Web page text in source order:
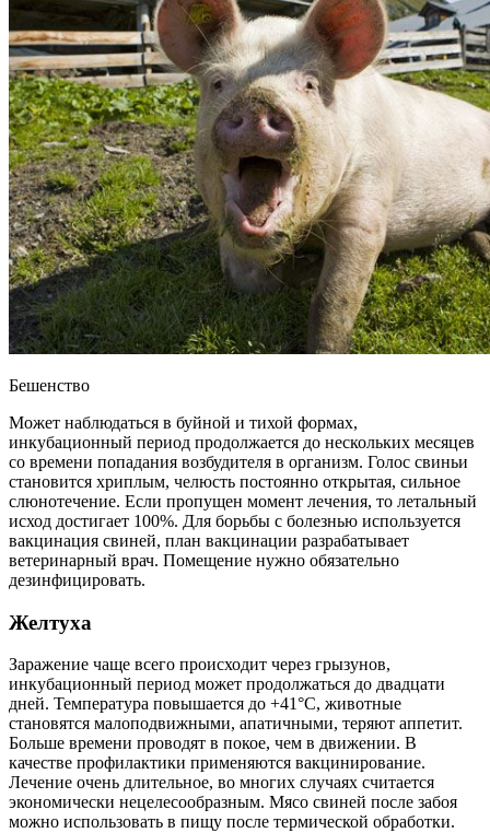
Бешенство
Может наблюдаться в буйной и тихой формах,
инкубационный период продолжается до нескольких месяцев
со времени попадания возбудителя в организм. Голос свиньи
становится хриплым, челюсть постоянно открытая, сильное
слюнотечение. Если пропущен момент лечения, то летальный
исход достигает 100%. Для борьбы с болезнью используется
вакцинация свиней, план вакцинации разрабатывает
ветеринарный врач. Помещение нужно обязательно
дезинфицировать.
Желтуха
Заражение чаще всего происходит через грызунов,
инкубационный период может продолжаться до двадцати
дней. Температура повышается до +41°С, животные
становятся малоподвижными, апатичными, теряют аппетит.
Больше времени проводят в покое, чем в движении. В
качестве профилактики применяются вакцинирование.
Лечение очень длительное, во многих случаях считается
экономически нецелесообразным. Мясо свиней после забоя
можно использовать в пищу после термической обработки.